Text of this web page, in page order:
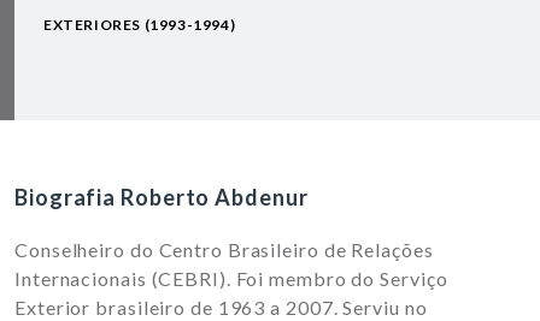
EXTERIORES (1993-1994)
Biografia Roberto Abdenur
Conselheiro do Centro Brasileiro de Relações
Internacionais (CEBRI). Foi membro do Serviço
Exterior brasileiro de 1963 a 2007. Serviu no